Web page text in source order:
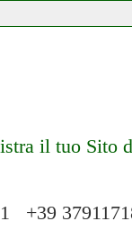
il tuo Sito
+39